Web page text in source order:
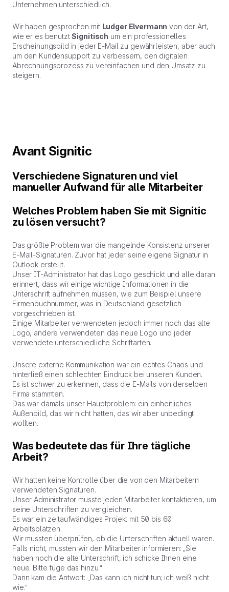
Unternehmen unterschiedlich.
Wir haben gesprochen mit Ludger Elvermann von der Art,
wie er es benutztSignitisch um ein professionelles
Erscheinungsbild in jeder E-Mail zu gewährleisten, aber auch
um den Kundensupport zu verbessern, den digitalen
Abrechnungsprozess zu vereinfachen und den Umsatz zu
steigern.
Avant Signitic
Verschiedene Signaturen und viel
manueller Aufwand für alle Mitarbeiter
Welches Problem haben Sie mit Signitic
zu lösen versucht?
Das größte Problem war die mangelnde Konsistenz unserer
E-Mail-Signaturen. Zuvor hat jeder seine eigene Signatur in
Outlook erstellt.
Unser IT-Administrator hat das Logo geschickt und alle daran
erinnert, dass wir einige wichtige Informationen in die
Unterschrift aufnehmen müssen, wie zum Beispiel unsere
Firmenbuchnummer, was in Deutschland gesetzlich
vorgeschrieben ist.
Einige Mitarbeiter verwendeten jedoch immer noch das alte
Logo, andere verwendeten das neue Logo und jeder
verwendete unterschiedliche Schriftarten.
Unsere externe Kommunikation war ein echtes Chaos und
hinterließ einen schlechten Eindruck bei unseren Kunden.
Es ist schwer zu erkennen, dass die E-Mails von derselben
Firma stammten.
Das war damals unser Hauptproblem: ein einheitliches
Außenbild, das wir nicht hatten, das wir aber unbedingt
wollten.
Was bedeutete das für Ihre tägliche
Arbeit?
Wir hatten keine Kontrolle über die von den Mitarbeitern
verwendeten Signaturen.
Unser Administrator musste jeden Mitarbeiter kontaktieren, um
seine Unterschriften zu vergleichen.
Es war ein zeitaufwändiges Projekt mit 50 bis 60
Arbeitsplätzen.
Wir mussten überprüfen, ob die Unterschriften aktuell waren.
Falls nicht, mussten wir den Mitarbeiter informieren: „Sie
haben noch die alte Unterschrift, ich schicke Ihnen eine
neue. Bitte füge das hinzu.“
Dann kam die Antwort: „Das kann ich nicht tun; ich weiß nicht
wie.“